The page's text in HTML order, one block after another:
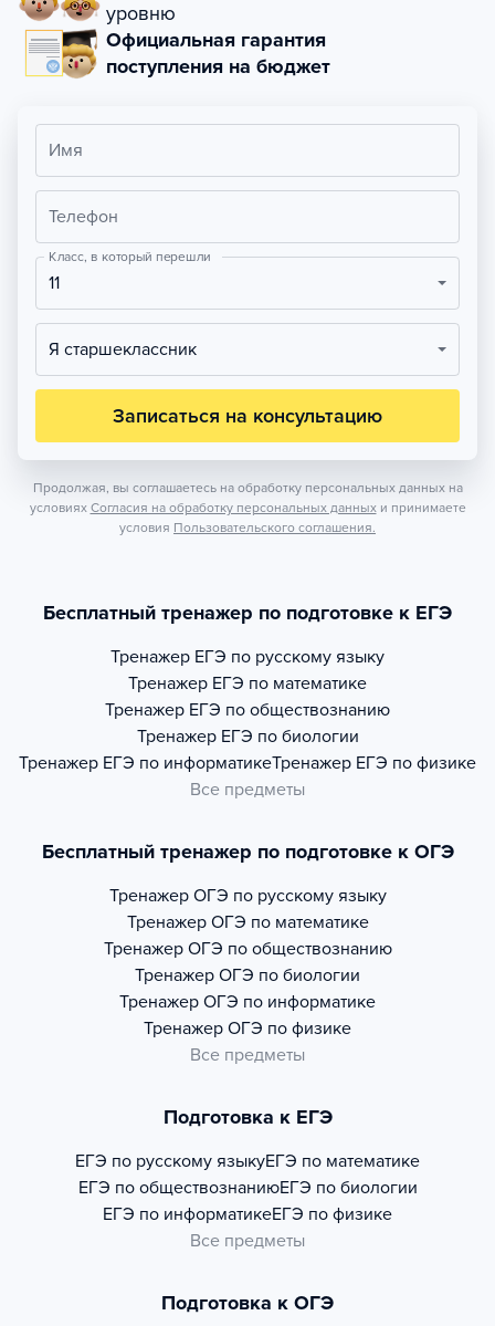
уровню
Официальная гарантия
поступления на бюджет
Имя
Телефон
Класс, в который перешли
11
Я старшеклассник
Записаться на консультацию
Продолжая, вы соглашаетесь на обработку персональных данных на
условиях Согласия на обработку персональных данных и принимаете
условия Пользовательского соглашения.
Бесплатный тренажер по подготовке к ЕГЭ
Тренажер ЕГЭ по русскому языку
Тренажер ЕГЭ по математике
Тренажер ЕГЭ по обществознанию
Тренажер ЕГЭ по биологии
Тренажер ЕГЭ по информатикеТренажер ЕГЭ по физике
Все предметы
Бесплатный тренажер по подготовке к ОГЭ
Тренажер ОГЭ по русскому языку
Тренажер ОГЭ по математике
Тренажер ОГЭ по обществознанию
Тренажер ОГЭ по биологии
Тренажер ОГЭ по информатике
Тренажер ОГЭ по физике
Все предметы
Подготовка к ЕГЭ
ЕГЭ по русскому языкуЕГЭ по математике
ЕГЭ по обществознаниюЕГЭ по биологии
ЕГЭ по информатикеЕГЭ по физике
Все предметы
Подготовка к ОГЭ